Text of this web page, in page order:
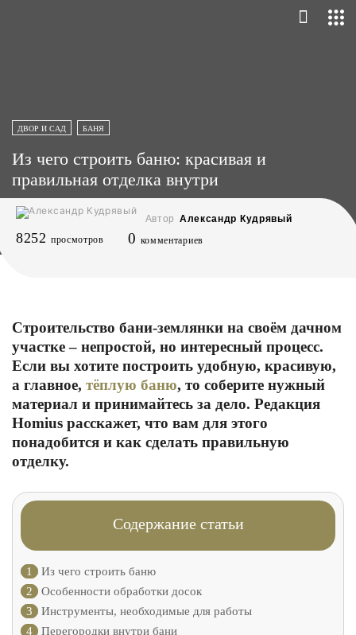
ДВОР И САД БАНЯ
Из чего строить баню: красивая и
правильная отделка внутри
Автор Александр Кудрявый
8252 просмотров 0 комментариев
Строительство бани-землянки на своём дачном
участке – непростой, но интересный процесс.
Если вы хотите построить удобную, красивую,
а главное, тёплую баню, то соберите нужный
материал и принимайтесь за дело. Редакция
Homius расскажет, что вам для этого
понадобится и как сделать правильную
отделку.
Содержание статьи
1
Из чего строить баню
2
Особенности обработки досок
3
Инструменты, необходимые для работы
4
Перегородки внутри бани